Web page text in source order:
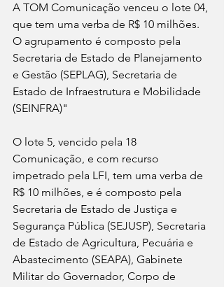
A TOM Comunicação venceu o lote 04,
que tem uma verba de R$ 10 milhões.
O agrupamento é composto pela
Secretaria de Estado de Planejamento
e Gestão (SEPLAG), Secretaria de
Estado de Infraestrutura e Mobilidade
(SEINFRA)"
O lote 5, vencido pela 18
Comunicação, e com recurso
impetrado pela LFI, tem uma verba de
R$ 10 milhões, e é composto pela
Secretaria de Estado de Justiça e
Segurança Pública (SEJUSP), Secretaria
de Estado de Agricultura, Pecuária e
Abastecimento (SEAPA), Gabinete
Militar do Governador, Corpo de